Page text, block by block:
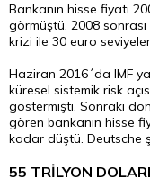
Bankanın hisse fiyatı
görmüştü. 2008
krizi ile 30 euro
Haziran 2016´da IMF
küresel sistemik risk
göstermişti. Sonraki
gören bankanın hisse
kadar düştü. Deutsche
55 TRİLYON